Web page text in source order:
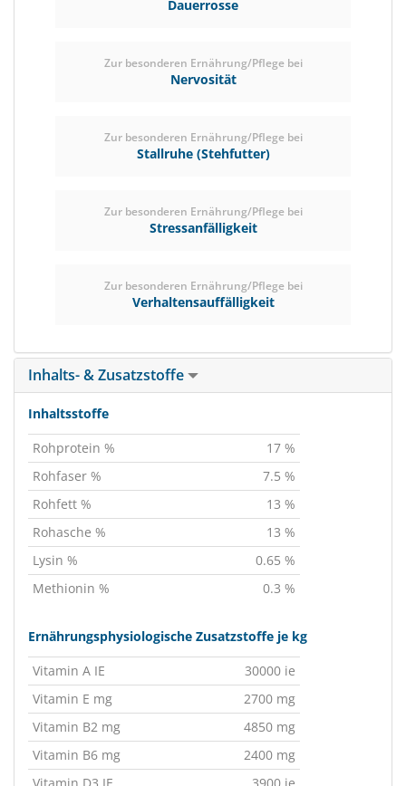
Dauerrosse
Zur besonderen Ernährung/Pflege bei
Nervosität
Zur besonderen Ernährung/Pflege bei
Stallruhe (Stehfutter)
Zur besonderen Ernährung/Pflege bei
Stressanfälligkeit
Zur besonderen Ernährung/Pflege bei
Verhaltensauffälligkeit
Inhalts- & Zusatzstoffe
Inhaltsstoffe
Rohprotein %
17 %
Rohfaser %
7.5 %
Rohfett %
13 %
Rohasche %
13 %
Lysin %
0.65 %
Methionin %
0.3 %
Ernährungsphysiologische Zusatzstoffe je kg
Vitamin A IE
30000 ie
Vitamin E mg
2700 mg
Vitamin B2 mg
4850 mg
Vitamin B6 mg
2400 mg